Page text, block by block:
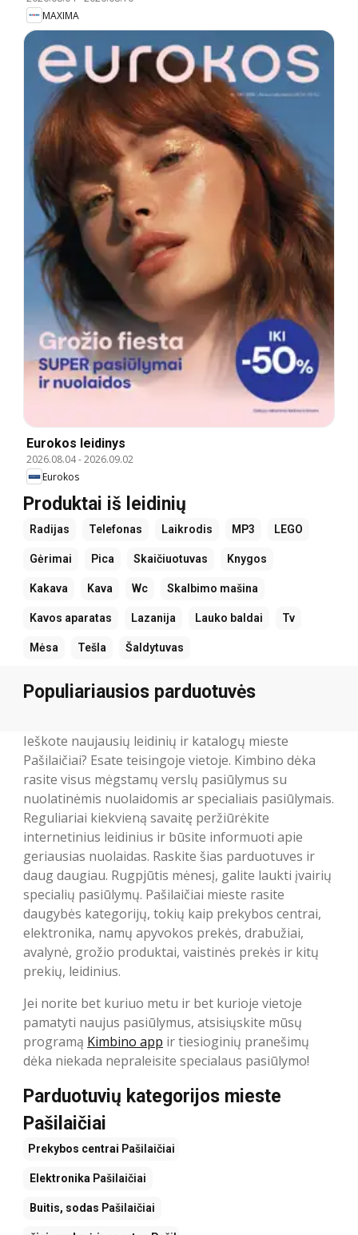
MAXIMA
Eurokos leidinys
2026.08.04-2026.09.02
Eurokos
Produktai iš leidinių
Radijas Telefonas Laikrodis MP3 LEGO
Gėrimai Pica Skaičiuotuvas Knygos
Kakava Kava Wc Skalbimo mašina
Kavos aparatas Lazanija Lauko baldai Tv
Mėsa Tešla Šaldytuvas
Populiariausios parduotuvės
Ieškote naujausių leidinių ir katalogų mieste
Pašilaičiai? Esate teisingoje vietoje. Kimbino dėka
rasite visus mėgstamų verslų pasiūlymus su
nuolatinėmis nuolaidomis ar specialiais pasiūlymais.
Reguliariai kiekvieną savaitę peržiūrėkite
internetinius leidinius ir būsite informuoti apie
geriausias nuolaidas. Raskite šias parduotuves ir
daug daugiau. Rugpjūtis mėnesį, galite laukti įvairių
specialių pasiūlymų. Pašilaičiai mieste rasite
daugybės kategorijų, tokių kaip prekybos centrai,
elektronika, namų apyvokos prekės, drabužiai,
avalynė, grožio produktai, vaistinės prekės ir kitų
prekių, leidinius.
Jei norite bet kuriuo metu ir bet kurioje vietoje
pamatyti naujus pasiūlymus, atsisiųskite mūsų
programą Kimbino app ir tiesioginių pranešimų
dėka niekada nepraleisite specialaus pasiūlymo!
Parduotuvių kategorijos mieste
Pašilaičiai
Prekybos centrai Pašilaičiai
Elektronika Pašilaičiai
Buitis, sodas Pašilaičiai